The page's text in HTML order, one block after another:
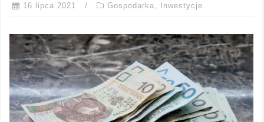
16 lipca 2021 Gospodarka Inwestycje